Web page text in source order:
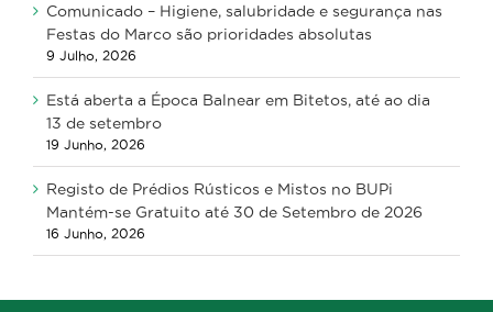
Comunicado – Higiene, salubridade e segurança nas
Festas do Marco são prioridades absolutas
9 Julho, 2026
Está aberta a Época Balnear em Bitetos, até ao dia
13 de setembro
19 Junho, 2026
Registo de Prédios Rústicos e Mistos no BUPi
Mantém-se Gratuito até 30 de Setembro de 2026
16 Junho, 2026